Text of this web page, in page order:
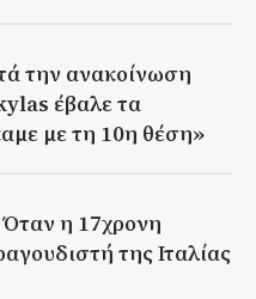
την ανακοίνωση
έβαλε τα
με τη 10η θέση»
η 17χρονη
της Ιταλίας